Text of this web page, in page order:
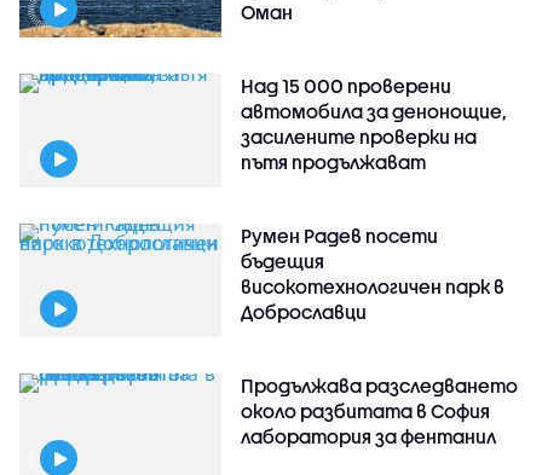
Оман
Над 15 000 проверени
автомобила за денонощие,
засилените проверки на
пътя продължават
Румен Радев посети
бъдещия
високотехнологичен парк в
Доброславци
Продължава разследването
около разбитата в София
лаборатория за фентанил